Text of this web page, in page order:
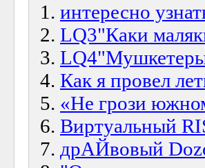
интересно
LQ3"Каки
Как я провел
«Не грози
Виртуальный
дрАЙвовый